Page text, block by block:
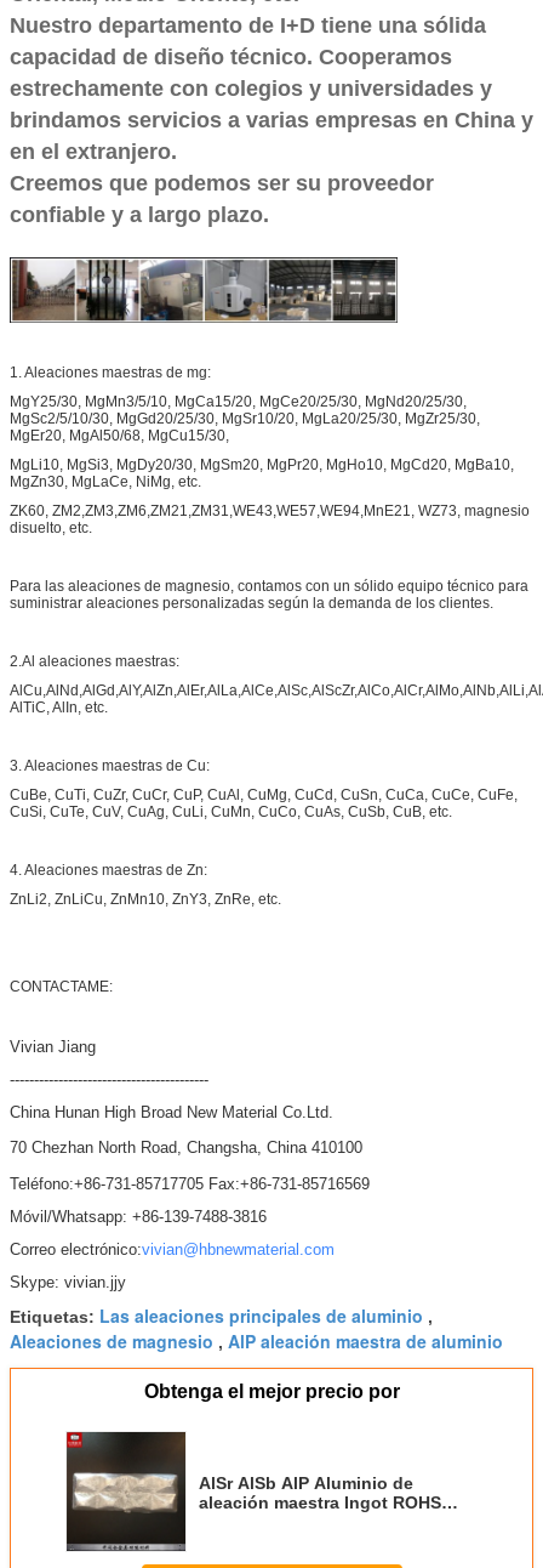
Nuestro departamento de I+D tiene una sólida
capacidad de diseño técnico. Cooperamos
estrechamente con colegios y universidades y
brindamos servicios a varias empresas en China y
en el extranjero.
Creemos que podemos ser su proveedor
confiable y a largo plazo.
1. Aleaciones maestras de mg:
MgY25/30, MgMn3/5/10, MgCa15/20, MgCe20/25/30, MgNd20/25/30,
MgSc2/5/10/30, MgGd20/25/30, MgSr10/20, MgLa20/25/30, MgZr25/30,
MgEr20, MgAl50/68, MgCu15/30,
MgLi10, MgSi3, MgDy20/30, MgSm20, MgPr20, MgHo10, MgCd20, MgBa10,
MgZn30, MgLaCe, NiMg, etc.
ZK60, ZM2,ZM3,ZM6,ZM21,ZM31,WE43,WE57,WE94,MnE21, WZ73, magnesio
disuelto, etc.
Para las aleaciones de magnesio, contamos con un sólido equipo técnico para
suministrar aleaciones personalizadas según la demanda de los clientes.
2.Al aleaciones maestras:
AlTiC, AlIn, etc.
3. Aleaciones maestras de Cu:
CuBe, CuTi, CuZr, CuCr, CuP, CuAl, CuMg, CuCd, CuSn, CuCa, CuCe, CuFe,
CuSi, CuTe, CuV, CuAg, CuLi, CuMn, CuCo, CuAs, CuSb, CuB, etc.
4. Aleaciones maestras de Zn:
ZnLi2, ZnLiCu, ZnMn10, ZnY3, ZnRe, etc.
CONTACTAME:
Vivian Jiang
-----------------------------------------
China Hunan High Broad New Material Co.Ltd.
70 Chezhan North Road, Changsha, China 410100
Teléfono:+86-731-85717705 Fax:+86-731-85716569
Móvil/Whatsapp: +86-139-7488-3816
Correo electrónico:vivian@hbnewmaterial.com
Skype: vivian.jjy
Etiquetas: Las aleaciones principales de aluminio ,
Aleaciones de magnesio , AlP aleación maestra de aluminio
Obtenga el mejor precio por
AlSr AlSb AlP Aluminio de
aleación maestra Ingot ROHS